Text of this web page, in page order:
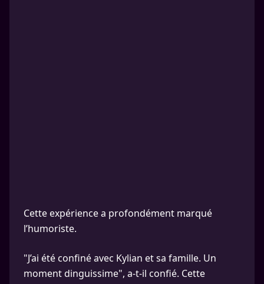
Cette expérience a profondément marqué
l’humoriste.
"J’ai été confiné avec Kylian et sa famille. Un
moment dinguissime", a-t-il confié. Cette